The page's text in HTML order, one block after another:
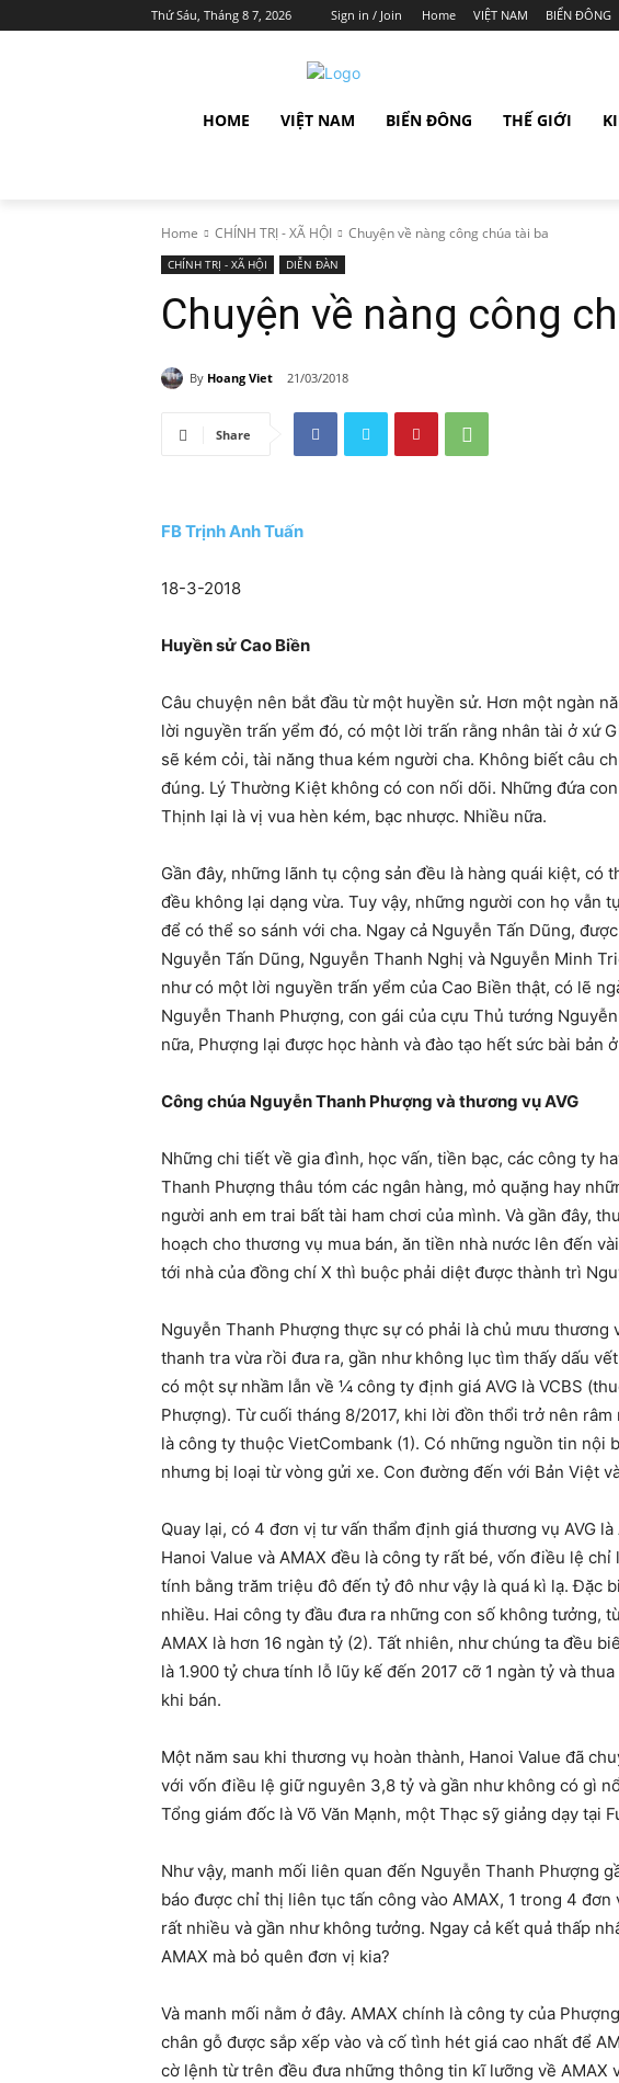
Thứ Sáu, Tháng 8 7, 2026 Sign in / Join Home VIỆT NAM BIỂN ĐÔNG
HOME VIỆT NAM BIỂN ĐÔNG THẾ GIỚI
Home CHÍNH TRỊ - XÃ HỘI Chuyện về nàng công chúa tài ba
CHÍNH TRỊ - XÃ HỘI DIỄN ĐÀN
Chuyện về nàng công
By Hoang Viet 21/03/2018
Share
FB Trịnh Anh Tuấn
18-3-2018
Huyền sử Cao Biền
Câu chuyện nên bắt đầu từ một huyền sử. Hơn một ngàn
lời nguyền trấn yểm đó, có một lời trấn rằng nhân tài ở xứ
sẽ kém cỏi, tài năng thua kém người cha. Không biết câu
đúng. Lý Thường Kiệt không có con nối dõi. Những đứa
Thịnh lại là vị vua hèn kém, bạc nhược. Nhiều nữa.
Gần đây, những lãnh tụ cộng sản đều là hàng quái kiệt,
đều không lại dạng vừa. Tuy vậy, những người con họ vẫn
để có thể so sánh với cha. Ngay cả Nguyễn Tấn Dũng,
Nguyễn Tấn Dũng, Nguyễn Thanh Nghị và Nguyễn Minh
như có một lời nguyền trấn yểm của Cao Biền thật, có lẽ
Nguyễn Thanh Phượng, con gái của cựu Thủ tướng
nữa, Phượng lại được học hành và đào tạo hết sức bài bản
Công chúa Nguyễn Thanh Phượng và thương vụ AVG
Những chi tiết về gia đình, học vấn, tiền bạc, các công ty
Thanh Phượng thâu tóm các ngân hàng, mỏ quặng hay
người anh em trai bất tài ham chơi của mình. Và gần đây,
hoạch cho thương vụ mua bán, ăn tiền nhà nước lên đến
tới nhà của đồng chí X thì buộc phải diệt được thành trì
Nguyễn Thanh Phượng thực sự có phải là chủ mưu
thanh tra vừa rồi đưa ra, gần như không lục tìm thấy dấu
có một sự nhầm lẫn về ¼ công ty định giá AVG là VCBS
Phượng). Từ cuối tháng 8/2017, khi lời đồn thổi trở nên
là công ty thuộc VietCombank (1). Có những nguồn tin
nhưng bị loại từ vòng gửi xe. Con đường đến với Bản Việt
Quay lại, có 4 đơn vị tư vấn thẩm định giá thương vụ AVG
Hanoi Value và AMAX đều là công ty rất bé, vốn điều lệ
tính bằng trăm triệu đô đến tỷ đô như vậy là quá kì lạ. Đặc
nhiều. Hai công ty đầu đưa ra những con số không tưởng,
AMAX là hơn 16 ngàn tỷ (2). Tất nhiên, như chúng ta đều
là 1.900 tỷ chưa tính lỗ lũy kế đến 2017 cỡ 1 ngàn tỷ và
khi bán.
Một năm sau khi thương vụ hoàn thành, Hanoi Value đã
với vốn điều lệ giữ nguyên 3,8 tỷ và gần như không có gì
Tổng giám đốc là Võ Văn Mạnh, một Thạc sỹ giảng dạy tại
Như vậy, manh mối liên quan đến Nguyễn Thanh Phượng
báo được chỉ thị liên tục tấn công vào AMAX, 1 trong 4
rất nhiều và gần như không tưởng. Ngay cả kết quả thấp
AMAX mà bỏ quên đơn vị kia?
Và manh mối nằm ở đây. AMAX chính là công ty của
chân gỗ được sắp xếp vào và cố tình hét giá cao nhất để
cờ lệnh từ trên đều đưa những thông tin kĩ lưỡng về AMAX